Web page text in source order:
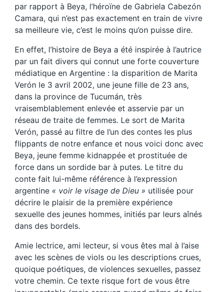
par rapport à Beya, l’héroïne de Gabriela Cabezón
Camara, qui n’est pas exactement en train de vivre
sa meilleure vie, c’est le moins qu’on puisse dire.
En effet, l’histoire de Beya a été inspirée à l’autrice
par un fait divers qui connut une forte couverture
médiatique en Argentine : la disparition de Marita
Verón le 3 avril 2002, une jeune fille de 23 ans,
dans la province de Tucumán, très
vraisemblablement enlevée et asservie par un
réseau de traite de femmes. Le sort de Marita
Verón, passé au filtre de l’un des contes les plus
flippants de notre enfance et nous voici donc avec
Beya, jeune femme kidnappée et prostituée de
force dans un sordide bar à putes. Le titre du
conte fait lui-même référence à l’expression
argentine « voir le visage de Dieu » utilisée pour
décrire le plaisir de la première expérience
sexuelle des jeunes hommes, initiés par leurs aînés
dans des bordels.
Amie lectrice, ami lecteur, si vous êtes mal à l’aise
avec les scènes de viols ou les descriptions crues,
quoique poétiques, de violences sexuelles, passez
votre chemin. Ce texte risque fort de vous être